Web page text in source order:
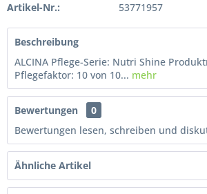
Artikel-Nr.: 53771957
Beschreibung
ALCINA Pflege-Serie: Nutri Shine
Pflegefaktor: 10 von 10... mehr
Bewertungen
0
Bewertungen lesen, schreiben und
Ähnliche Artikel